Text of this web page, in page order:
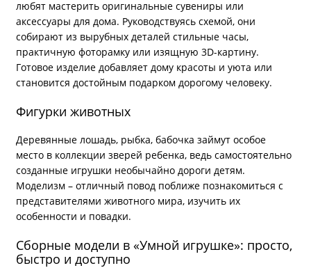
любят мастерить оригинальные сувениры или
аксессуары для дома. Руководствуясь схемой, они
собирают из вырубных деталей стильные часы,
практичную фоторамку или изящную 3D-картину.
Готовое изделие добавляет дому красоты и уюта или
становится достойным подарком дорогому человеку.
Фигурки животных
Деревянные лошадь, рыбка, бабочка займут особое
место в коллекции зверей ребенка, ведь самостоятельно
созданные игрушки необычайно дороги детям.
Моделизм – отличный повод поближе познакомиться с
представителями животного мира, изучить их
особенности и повадки.
Сборные модели в «Умной игрушке»: просто,
быстро и доступно